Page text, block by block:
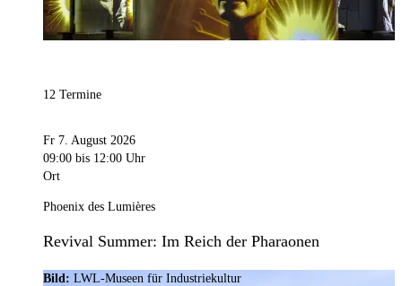
12 Termine
Fr 7. August 2026
09:00 bis 12:00 Uhr
Ort
Phoenix des Lumières
Revival Summer: Im Reich der Pharaonen
Bild: LWL-Museen für Industriekultur